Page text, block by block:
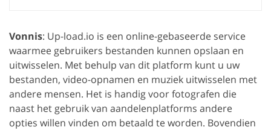
Vonnis: Up-load.io is een online-gebaseerde service
waarmee gebruikers bestanden kunnen opslaan en
uitwisselen. Met behulp van dit platform kunt u uw
bestanden, video-opnamen en muziek uitwisselen met
andere mensen. Het is handig voor fotografen die
naast het gebruik van aandelenplatforms andere
opties willen vinden om betaald te worden. Bovendien